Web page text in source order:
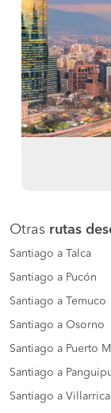
Otras rutas
Santiago a Talca
Santiago a Pucón
Santiago a Temuco
Santiago a Osorno
Santiago a Puerto
Santiago a
Santiago a Villarrica